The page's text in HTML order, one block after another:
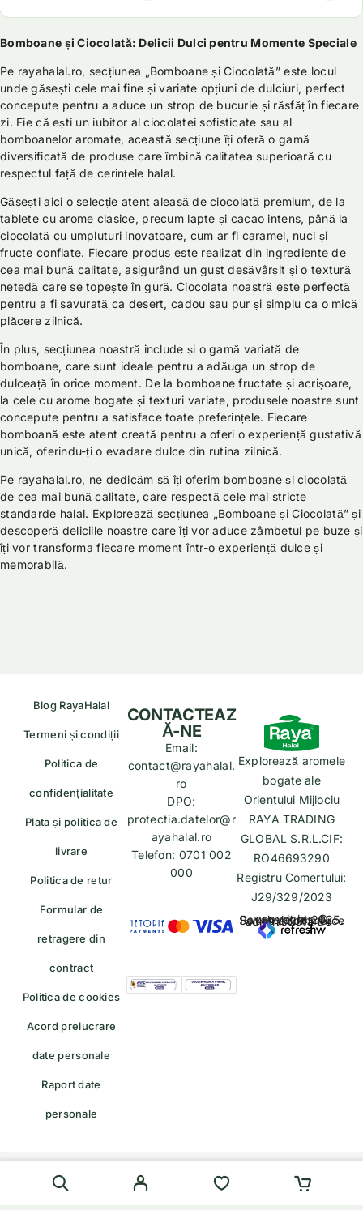
Bomboane și Ciocolată: Delicii Dulci pentru Momente Speciale
Pe rayahalal.ro, secțiunea „Bomboane și Ciocolată” este locul
unde găsești cele mai fine și variate opțiuni de dulciuri, perfect
concepute pentru a aduce un strop de bucurie și răsfăț în fiecare
zi. Fie că ești un iubitor al ciocolatei sofisticate sau al
bomboanelor aromate, această secțiune îți oferă o gamă
diversificată de produse care îmbină calitatea superioară cu
respectul față de cerințele halal.
Găsești aici o selecție atent aleasă de ciocolată premium, de la
tablete cu arome clasice, precum lapte și cacao intens, până la
ciocolată cu umpluturi inovatoare, cum ar fi caramel, nuci și
fructe confiate. Fiecare produs este realizat din ingrediente de
cea mai bună calitate, asigurând un gust desăvârșit și o textură
netedă care se topește în gură. Ciocolata noastră este perfectă
pentru a fi savurată ca desert, cadou sau pur și simplu ca o mică
plăcere zilnică.
În plus, secțiunea noastră include și o gamă variată de
bomboane, care sunt ideale pentru a adăuga un strop de
dulceață în orice moment. De la bomboane fructate și acrișoare,
la cele cu arome bogate și texturi variate, produsele noastre sunt
concepute pentru a satisface toate preferințele. Fiecare
bomboană este atent creată pentru a oferi o experiență gustativă
unică, oferindu-ți o evadare dulce din rutina zilnică.
Pe rayahalal.ro, ne dedicăm să îți oferim bomboane și ciocolată
de cea mai bună calitate, care respectă cele mai stricte
standarde halal. Explorează secțiunea „Bomboane și Ciocolată” și
descoperă deliciile noastre care îți vor aduce zâmbetul pe buze și
îți vor transforma fiecare moment într-o experiență dulce și
memorabilă.
Blog RayaHalal
Termeni și condiții
Politica de
confidențialitate
Plata și politica de
livrare
Politica de retur
Formular de
retragere din
contract
Politica de cookies
Acord prelucrare
date personale
Raport date
personale
Explorează aromele
bogate ale
Orientului Mijlociu
RAYA TRADING
GLOBAL S.R.L.CIF:
RO46693290
Registru Comertului:
J29/329/2023
copyrights © Rayahalal.ro 2025. Soluție eCommerce administrată de
CONTACTEAZ
Ă-NE
Email:
contact@rayahalal.
ro
DPO:
protectia.datelor@r
ayahalal.ro
Telefon: 0701 002
000